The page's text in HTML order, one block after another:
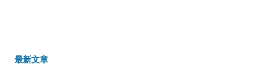
最新文章